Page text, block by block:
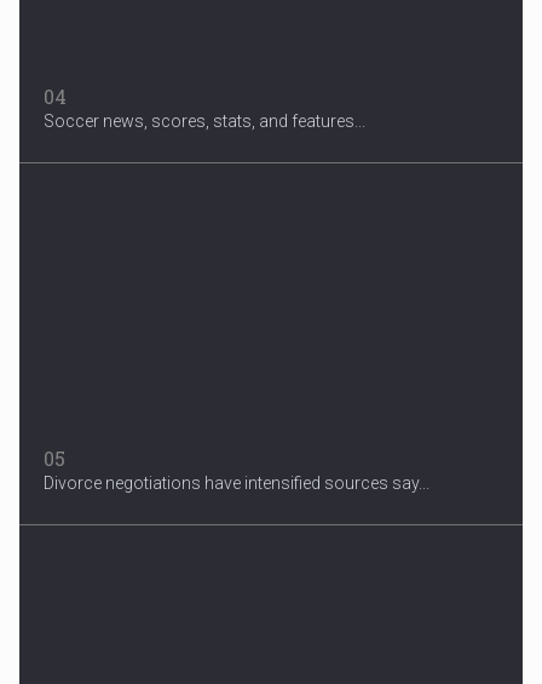
04
Soccer news, scores, stats, and features...
05
Divorce negotiations have intensified sources say...